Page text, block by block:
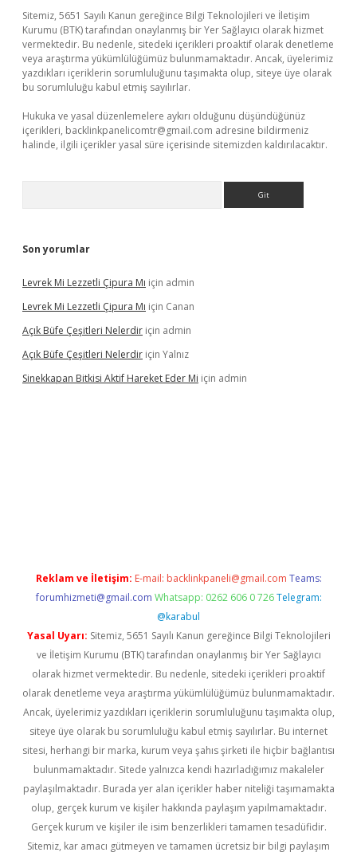
Sitemiz, 5651 Sayılı Kanun gereğince Bilgi Teknolojileri ve İletişim
Kurumu (BTK) tarafından onaylanmış bir Yer Sağlayıcı olarak hizmet
vermektedir. Bu nedenle, sitedeki içerikleri proaktif olarak denetleme
veya araştırma yükümlülüğümüz bulunmamaktadır. Ancak, üyelerimiz
yazdıkları içeriklerin sorumluluğunu taşımakta olup, siteye üye olarak
bu sorumluluğu kabul etmiş sayılırlar.
Hukuka ve yasal düzenlemelere aykırı olduğunu düşündüğünüz
içerikleri, backlinkpanelicomtr@gmail.com adresine bildirmeniz
halinde, ilgili içerikler yasal süre içerisinde sitemizden kaldırılacaktır.
Son yorumlar
Levrek Mi Lezzetli Çipura Mı için admin
Levrek Mi Lezzetli Çipura Mı için Canan
Açık Büfe Çeşitleri Nelerdir için admin
Açık Büfe Çeşitleri Nelerdir için Yalnız
Sinekkapan Bitkisi Aktif Hareket Eder Mi için admin
Reklam ve İletişim: E-mail: backlinkpaneli@gmail.com Teams:
forumhizmeti@gmail.com Whatsapp: 0262 606 0 726 Telegram:
@karabul
Yasal Uyarı: Sitemiz, 5651 Sayılı Kanun gereğince Bilgi Teknolojileri
ve İletişim Kurumu (BTK) tarafından onaylanmış bir Yer Sağlayıcı
olarak hizmet vermektedir. Bu nedenle, sitedeki içerikleri proaktif
olarak denetleme veya araştırma yükümlülüğümüz bulunmamaktadır.
Ancak, üyelerimiz yazdıkları içeriklerin sorumluluğunu taşımakta olup,
siteye üye olarak bu sorumluluğu kabul etmiş sayılırlar. Bu internet
sitesi, herhangi bir marka, kurum veya şahıs şirketi ile hiçbir bağlantısı
bulunmamaktadır. Sitede yalnızca kendi hazırladığımız makaleler
paylaşılmaktadır. Burada yer alan içerikler haber niteliği taşımamakta
olup, gerçek kurum ve kişiler hakkında paylaşım yapılmamaktadır.
Gerçek kurum ve kişiler ile isim benzerlikleri tamamen tesadüfidir.
Sitemiz, kar amacı gütmeyen ve tamamen ücretsiz bir bilgi paylaşım